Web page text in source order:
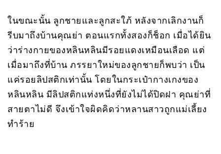
ในขณะนั้น ลูกชายและลูกสะใภ้ หลังจากเลิกงานก็
รีบมาถึงบ้านคุณย่า ตอนแรกทั้งสองก็ช็อก เมื่อได้ยิน
ว่าร่างกายของหลินหลินมีรอยแดงเหมือนเลือด แต่
เมื่อมาถึงที่บ้าน ภรรยาใหม่ของลูกชายก็พบว่า เป็น
แค่รอยลิปสติกเท่านั้น โดยในกระเป๋ากางเกงของ
หลินหลิน มีลิปสติกแท่งหนึ่งที่ยังไม่ได้ปิดฝา คุณย่าที่
สายตาไม่ดี จึงเข้าใจผิดคิดว่าหลานสาวถูกแม่เลี้ยง
ทำร้าย